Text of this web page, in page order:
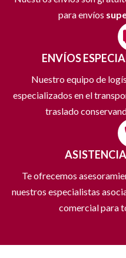
para envíos
ENVÍOS
Nuestro equipo de
especializados en el
traslado
Te ofrecemos
nuestros especialistas
comercial para